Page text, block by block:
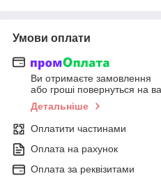
Умови оплати
Ви отримаєте замовлення
або гроші повернуться на
Детальніше
Оплатити частинами
Оплата на рахунок
Оплата за реквізитами